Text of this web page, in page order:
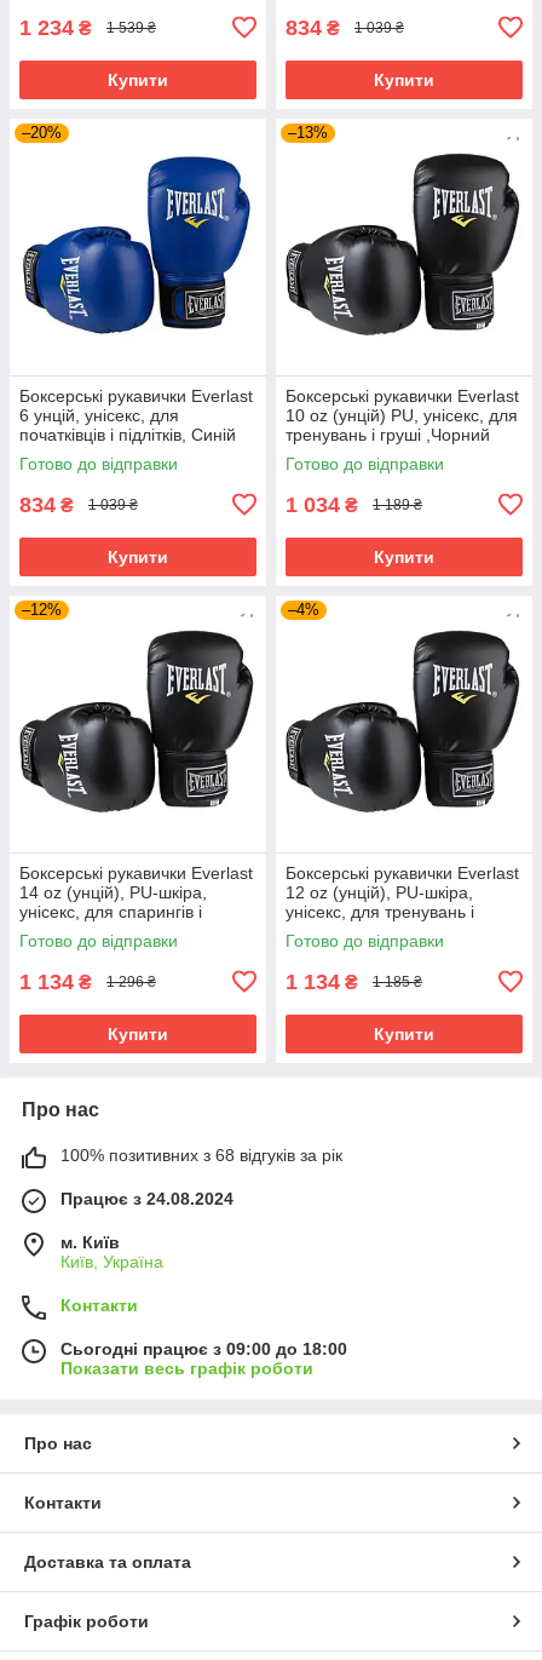
1 234 ₴ 1 539 ₴
Купити
834 ₴ 1 039 ₴
Купити
–20%
Боксерські рукавички Everlast
6 унцій, унісекс, для
початківців і підлітків, Синій
(EF-0370-6-BL)
Готово до відправки
834 ₴ 1 039 ₴
Купити
–13%
Боксерські рукавички Everlast
10 oz (унцій) PU, унісекс, для
тренувань і груші ,Чорний
(EF-0370-10)
Готово до відправки
1 034 ₴ 1 189 ₴
Купити
–12%
Боксерські рукавички Everlast
14 oz (унцій), PU-шкіра,
унісекс, для спарингів і
тренувань ,Чорний (EF-0370-
14)
Готово до відправки
1 134 ₴ 1 296 ₴
Купити
–4%
Боксерські рукавички Everlast
12 oz (унцій), PU-шкіра,
унісекс, для тренувань і
спарингів ,Чорний (EF-0370-
12)
Готово до відправки
1 134 ₴ 1 185 ₴
Купити
Про нас
100% позитивних з 68 відгуків за рік
Працює з 24.08.2024
м. Київ
Київ, Україна
Контакти
Сьогодні працює з 09:00 до 18:00
Показати весь графік роботи
Про нас
Контакти
Доставка та оплата
Графік роботи